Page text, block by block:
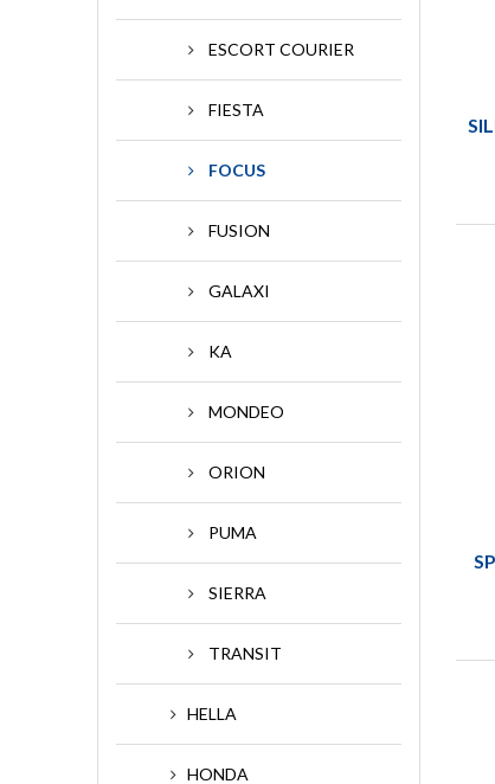
ESCORT COURIER
FIESTA
FOCUS
FUSION
GALAXI
KA
MONDEO
ORION
PUMA
SIERRA
TRANSIT
HELLA
HONDA